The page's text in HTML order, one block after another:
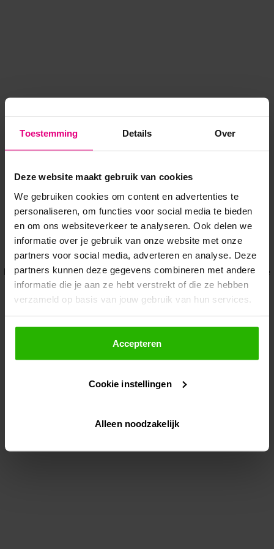
Toestemming Details Over
Deze website maakt gebruik van cookies
We gebruiken cookies om content en advertenties te
personaliseren, om functies voor social media te bieden
en om ons websiteverkeer te analyseren. Ook delen we
informatie over je gebruik van onze website met onze
partners voor social media, adverteren en analyse. Deze
partners kunnen deze gegevens combineren met andere
informatie die je aan ze hebt verstrekt of die ze hebben
verzameld op basis van jouw gebruik van hun services.
Als je op "Accepteer" klikt, dan geef je Voordeeluitjes.nl
toestemming om cookies voor social media en
gepersonaliseerde advertenties te plaatsen.
Lees hier meer over in onsprivacybeleid
Via "Cookie instellingen" kun je ook zelf instellen welke
Accepteren
Cookie instellingen
Alleen noodzakelijk
Application error: a client-side exception has occurred while
loadingwww.voordeeluitjes.nl (see the browser console for more
information).